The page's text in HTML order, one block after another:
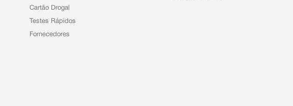
Cartão Drogal
Testes Rápidos
Fornecedores